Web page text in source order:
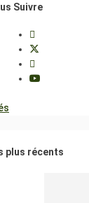
Suivre
plus récents